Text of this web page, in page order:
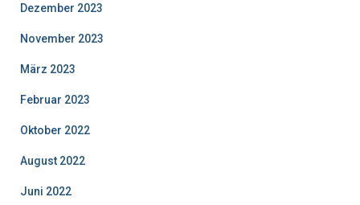
Dezember 2023
November 2023
März 2023
Februar 2023
Oktober 2022
August 2022
Juni 2022